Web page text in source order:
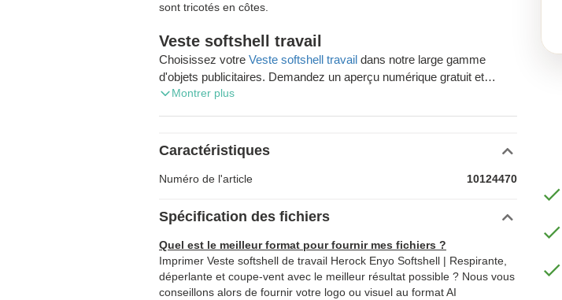
sont tricotés en côtes.
Veste softshell travail
Choisissez votre Veste softshell travail dans notre large gamme
d'objets publicitaires. Demandez un aperçu numérique gratuit et
profitez de la livraison gratuite de votre commande.
cadeaux d’affaires en Belgique ? Zaprinta Belgique est votre
Wallonie, en Flandre ou à Bruxelles. Besoin de conseils ? Prenez
Montrer plus
Caractéristiques
Numéro de l'article 10124470
Spécification des fichiers
Quel est le meilleur format pour fournir mes fichiers ?
Imprimer Veste softshell de travail Herock Enyo Softshell | Respirante,
déperlante et coupe-vent avec le meilleur résultat possible ? Nous vous
conseillons alors de fournir votre logo ou visuel au format AI